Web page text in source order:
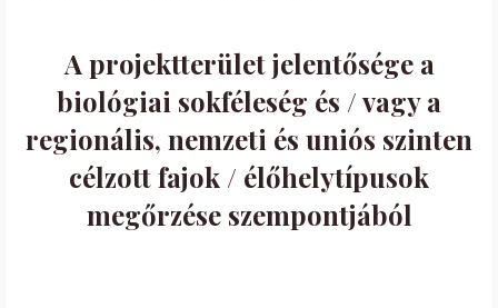
A projektterület jelentősége a
biológiai sokféleség és / vagy a
regionális, nemzeti és uniós szinten
célzott fajok / élőhelytípusok
megőrzése szempontjából